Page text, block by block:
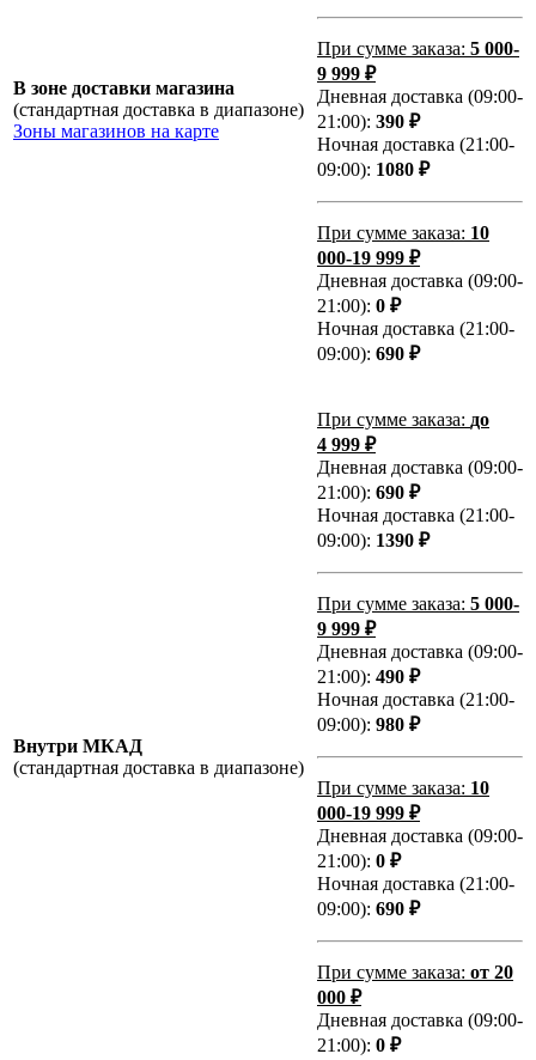
В зоне доставки магазина
(стандартная доставка в диапазоне)
Зоны магазинов на карте
При сумме заказа: 5 000-
9 999 ₽
Дневная доставка (09:00-
21:00): 390 ₽
Ночная доставка (21:00-
09:00): 1080 ₽
При сумме заказа: 10
000-19 999 ₽
Дневная доставка (09:00-
21:00): 0 ₽
Ночная доставка (21:00-
09:00): 690 ₽
Внутри МКАД
(стандартная доставка в диапазоне)
При сумме заказа: до
4 999 ₽
Дневная доставка (09:00-
21:00): 690 ₽
Ночная доставка (21:00-
09:00): 1390 ₽
При сумме заказа: 5 000-
9 999 ₽
Дневная доставка (09:00-
21:00): 490 ₽
Ночная доставка (21:00-
09:00): 980 ₽
При сумме заказа: 10
000-19 999 ₽
Дневная доставка (09:00-
21:00): 0 ₽
Ночная доставка (21:00-
09:00): 690 ₽
При сумме заказа: от 20
000 ₽
Дневная доставка (09:00-
21:00): 0 ₽